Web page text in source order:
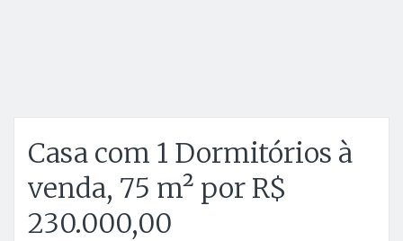
Casa com 1 Dormitórios à
venda, 75 m² por R$
230.000,00